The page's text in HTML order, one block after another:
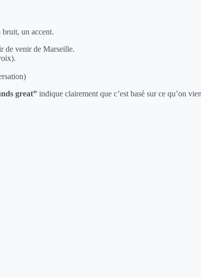
bruit, un accent.
de venir de Marseille.
great” indique clairement que c’est basé sur ce qu’on